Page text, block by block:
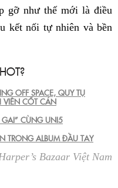
gỡ như thế mới là điều
kết nối tự nhiên và bền
OFF SPACE, QUY TỤ
VIÊN CỐT CÁN
CÙNG UNI5
TRONG ALBUM ĐẦU TAY
Bazaar Việt Nam